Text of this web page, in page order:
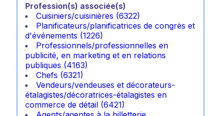
Profession(s) associée(s)
Cuisiniers/cuisinières (6322)
Planificateurs/planificatrices de congrès et
d'événements (1226)
Professionnels/professionnelles en
publicité, en marketing et en relations
publiques (4163)
Chefs (6321)
Vendeurs/vendeuses et décorateurs-
étalagistes/décoratrices-étalagistes en
commerce de détail (6421)